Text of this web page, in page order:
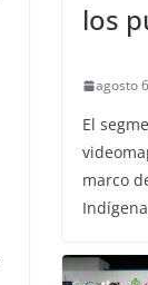
los
agosto
El
marco